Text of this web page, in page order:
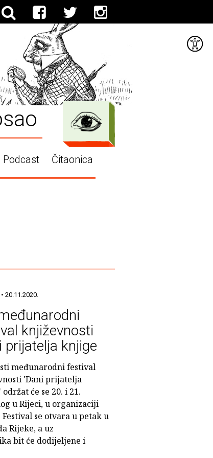
Podcast Čitaonica
• 20.11.2020.
književnosti
prijatelja knjige
međunarodni festival
'Dani prijatelja
će se 20. i 21.
u Rijeci, u organizaciji
se otvara u petak u
Rijeke, a uz
bit će dodijeljene i